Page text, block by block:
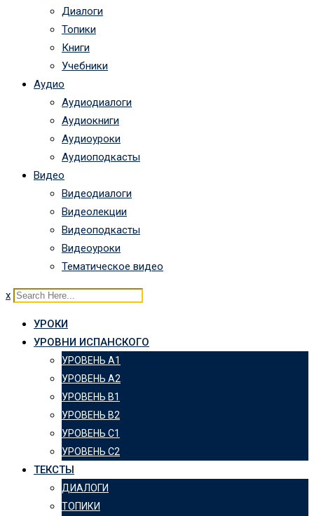
Диалоги
Топики
Книги
Учебники
Аудио
Аудиодиалоги
Аудиокниги
Аудиоуроки
Аудиоподкасты
Видео
Видеодиалоги
Видеолекции
Видеоподкасты
Видеоуроки
Тематическое видео
x
УРОКИ
УРОВНИ ИСПАНСКОГО
УРОВЕНЬ А1
УРОВЕНЬ А2
УРОВЕНЬ B1
УРОВЕНЬ B2
УРОВЕНЬ C1
УРОВЕНЬ C2
ТЕКСТЫ
ДИАЛОГИ
ТОПИКИ